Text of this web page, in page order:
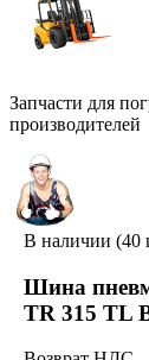
Запчасти для
производителей
В наличии (40
Шина
TR 315 TL